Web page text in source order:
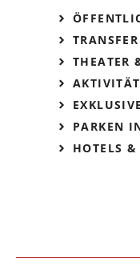
TRANSFER
THEATER
PARKEN
HOTELS &